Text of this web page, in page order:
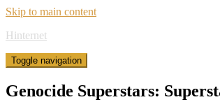
Skip to main content
Hinternet
Toggle navigation
Genocide Superstars: